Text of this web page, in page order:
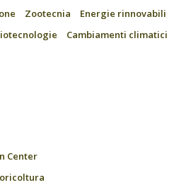
Zootecnia
Energie rinnovabili
Cambiamenti climatici
Center